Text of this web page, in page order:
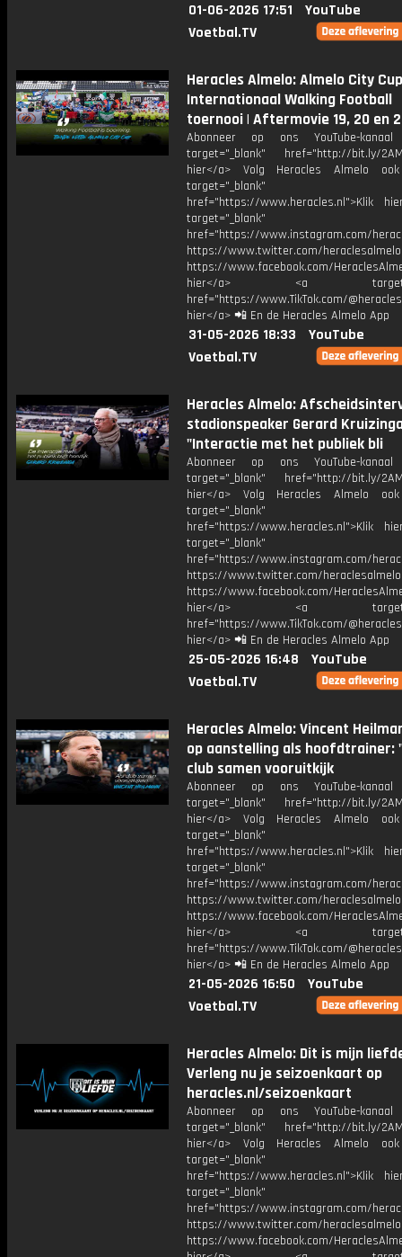
01-06-2026 17:51
YouTube
Voetbal.TV
Heracles Almelo: Almelo City
Internationaal Walking Football
toernooi | Aftermovie 19, 20 en 2
Abonneer op ons YouTube-
target="_blank" href="http://bit.ly/
hier</a> Volg Heracles Almelo
target="_blank"
href="https://www.heracles.nl">Klik
target="_blank"
href="https://www.instagram.com/
https://www.twitter.com/heraclesalmelo
https://www.facebook.com/
hier</a> <a
href="https://www.TikTok.com/
hier</a> 📲 En de Heracles Almelo App
31-05-2026 18:33
YouTube
Voetbal.TV
Heracles Almelo:
stadionspeaker Gerard
"Interactie met het publiek bli
Abonneer op ons YouTube-
target="_blank" href="http://bit.ly/
hier</a> Volg Heracles Almelo
target="_blank"
href="https://www.heracles.nl">Klik
target="_blank"
href="https://www.instagram.com/
https://www.twitter.com/heraclesalmelo
https://www.facebook.com/
hier</a> <a
href="https://www.TikTok.com/
hier</a> 📲 En de Heracles Almelo App
25-05-2026 16:48
YouTube
Voetbal.TV
Heracles Almelo: Vincent
op aanstelling als hoofdtrainer:
club samen vooruitkijk
Abonneer op ons YouTube-
target="_blank" href="http://bit.ly/
hier</a> Volg Heracles Almelo
target="_blank"
href="https://www.heracles.nl">Klik
target="_blank"
href="https://www.instagram.com/
https://www.twitter.com/heraclesalmelo
https://www.facebook.com/
hier</a> <a
href="https://www.TikTok.com/
hier</a> 📲 En de Heracles Almelo App
21-05-2026 16:50
YouTube
Voetbal.TV
Heracles Almelo: Dit is mijn
Verleng nu je seizoenkaart op
heracles.nl/seizoenkaart
Abonneer op ons YouTube-
target="_blank" href="http://bit.ly/
hier</a> Volg Heracles Almelo
target="_blank"
href="https://www.heracles.nl">Klik
target="_blank"
href="https://www.instagram.com/
https://www.twitter.com/heraclesalmelo
https://www.facebook.com/